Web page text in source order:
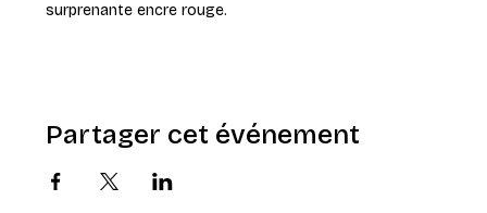
surprenante encre rouge.
Partager cet événement